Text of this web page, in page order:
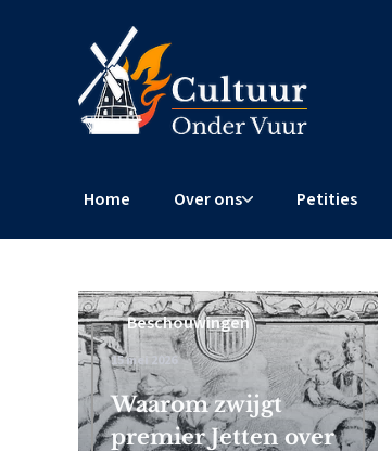
Home Over ons Petities
Beschouwingen
15 mei 2026
Waarom zwijgt
premier Jetten over
Beschouwingen
4 februari 2026
Censuurschandaal
wereldwijde censuur